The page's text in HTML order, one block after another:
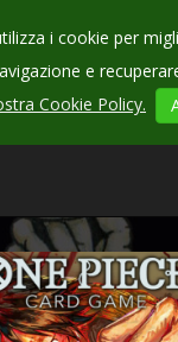
i cookie per
e
Cookie Policy.
CHECK
OUR